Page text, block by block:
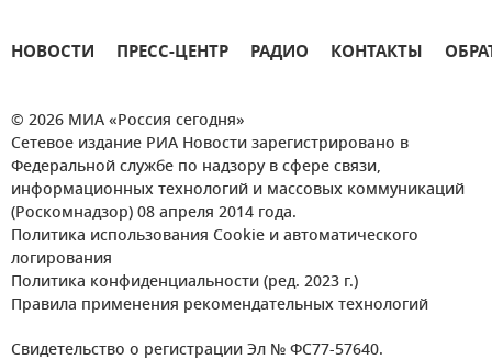
НОВОСТИ ПРЕСС-ЦЕНТР РАДИО КОНТАКТЫ
© 2026 МИА «Россия сегодня»
Сетевое издание РИА Новости зарегистрировано в
Федеральной службе по надзору в сфере связи,
информационных технологий и массовых коммуникаций
(Роскомнадзор) 08 апреля 2014 года.
Политика использования Cookie и автоматического
логирования
Политика конфиденциальности (ред. 2023 г.)
Правила применения рекомендательных технологий
Свидетельство о регистрации Эл № ФС77-57640.